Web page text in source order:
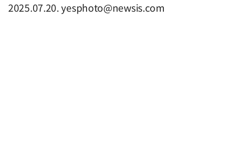
2025.07.20.yesphoto@newsis.com